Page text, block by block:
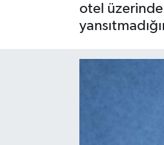
otel
Gayrimenkul